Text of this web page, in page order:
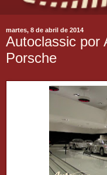
martes, 8 de abril de 2014
Autoclassic por
Porsche